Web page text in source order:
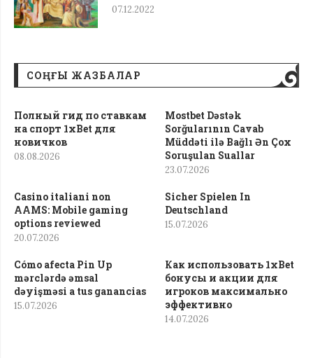
07.12.2022
СОҢҒЫ ЖАЗБАЛАР
Полный гид по ставкам
на спорт 1xBet для
новичков
08.08.2026
Mostbet Dəstək
Sorğularının Cavab
Müddəti ilə Bağlı Ən Çox
Soruşulan Suallar
23.07.2026
Casino italiani non
AAMS: Mobile gaming
options reviewed
20.07.2026
Sicher Spielen In
Deutschland
15.07.2026
Cómo afecta Pin Up
mərclərdə əmsal
dəyişməsi a tus ganancias
15.07.2026
Как использовать 1xBet
бонусы и акции для
игроков максимально
эффективно
14.07.2026